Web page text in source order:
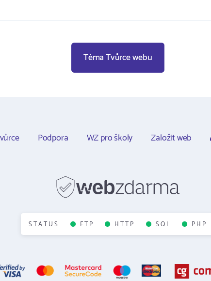
Téma Tvůrce webu
Podpora WZ pro školy Založit web
STATUS FTP HTTP SQL PHP